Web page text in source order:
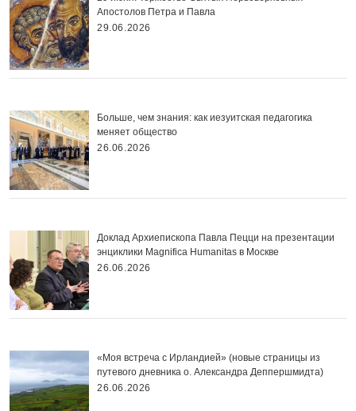
Апостолов Петра и Павла
29.06.2026
Больше, чем знания: как иезуитская педагогика
меняет общество
26.06.2026
Доклад Архиепископа Павла Пецци на презентации
энциклики Magnifica Нumanitas в Москве
26.06.2026
«Моя встреча с Ирландией» (новые страницы из
путевого дневника о. Александра Деппершмидта)
26.06.2026